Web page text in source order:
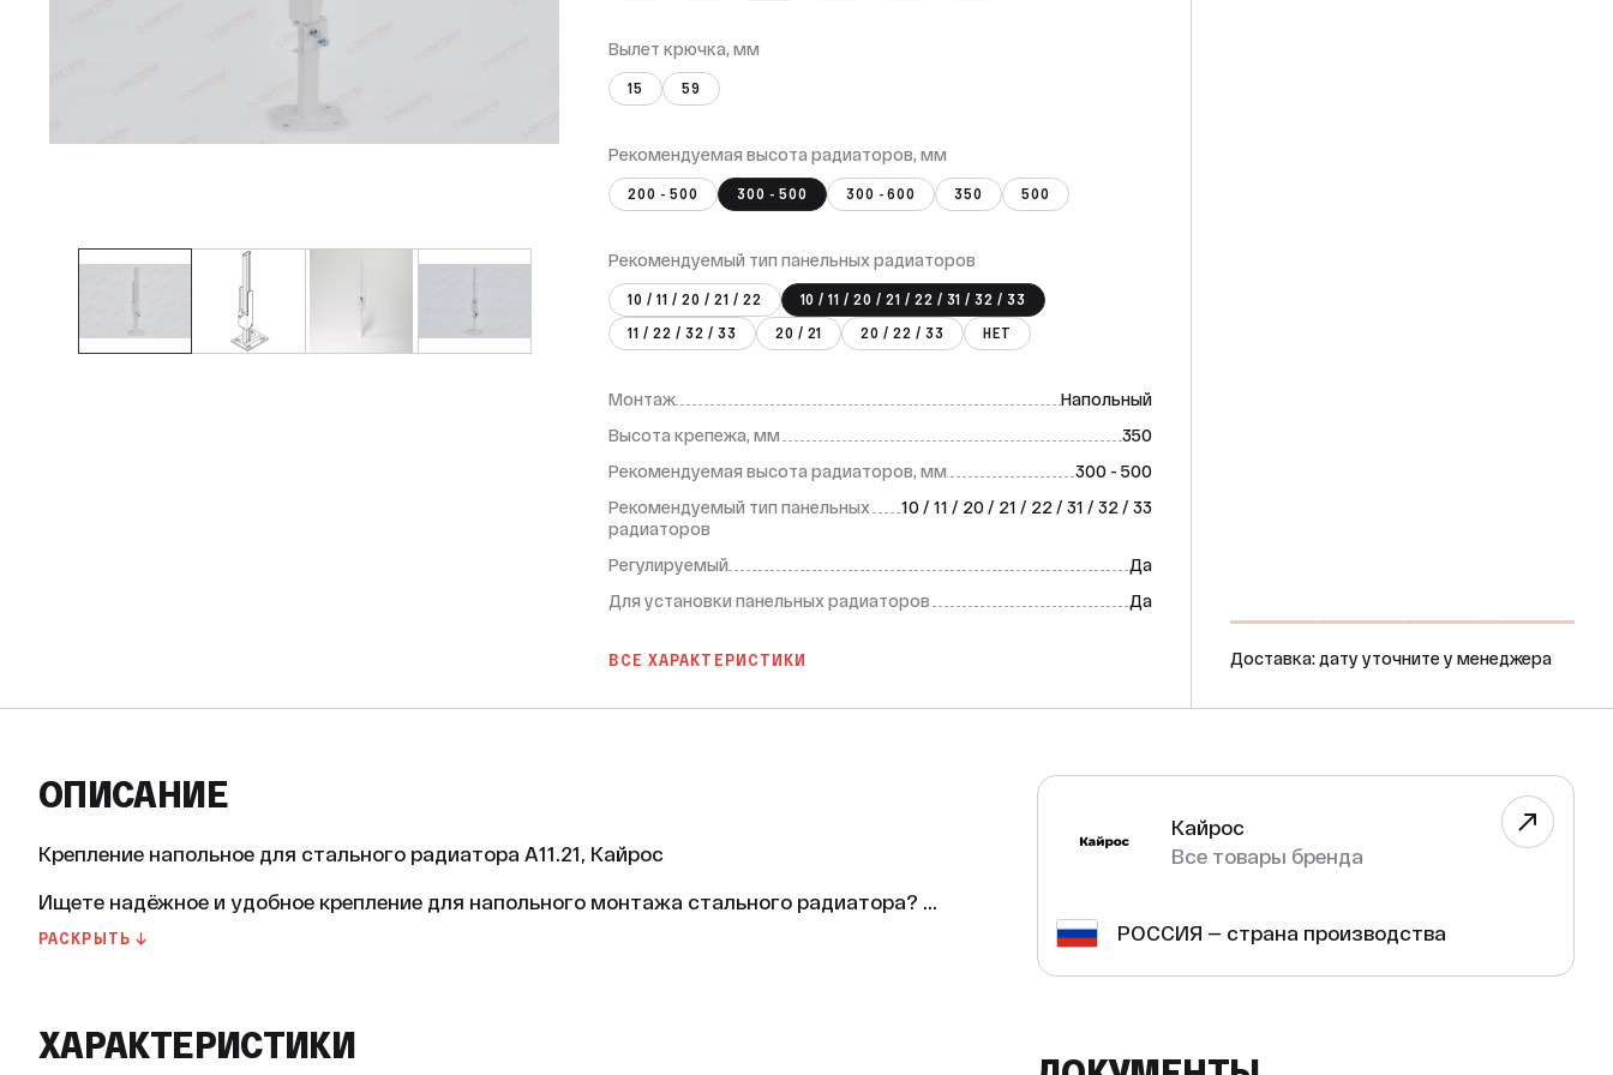
Вылет крючка, мм
15 59
Рекомендуемая высота радиаторов, мм
200 - 500 300 - 500 300 - 600 350 500
Рекомендуемый тип панельных радиаторов
10 / 11 / 20 / 21 / 22
10 / 11 / 20 / 21 / 22 / 31 / 32 / 33
11 / 22 / 32 / 33
20 / 21 20 / 22 / 33 НЕТ
Монтаж
Напольный
Высота крепежа, мм
350
Рекомендуемая высота радиаторов, мм
300 - 500
Рекомендуемый тип панельных
радиаторов
10 / 11 / 20 / 21 / 22 / 31 / 32 / 33
Регулируемый
Да
Для установки панельных радиаторов
Да
ВСЕ ХАРАКТЕРИСТИКИ Доставка: дату уточните у менеджера
ОПИСАНИЕ
Крепление напольное для стального радиатора А11.21, Кайрос
Ищете надёжное и удобное крепление для напольного монтажа стального радиатора?
Представляем вам крепление напольное для стального радиатора А11.21 от бренда
«Кайрос».
* Цвет: белый (RAL9016).
РАСКРЫТЬ ↓
ХАРАКТЕРИСТИКИ
Кайрос
Все товары бренда
РОССИЯ — страна производства